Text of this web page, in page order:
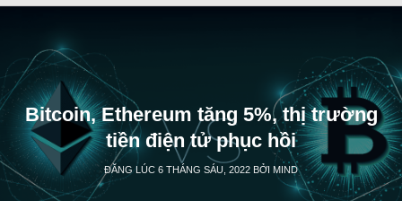
Bitcoin, Ethereum tăng 5%, thị trường
tiền điện tử phục hồi
ĐĂNG LÚC 6 THÁNG SÁU, 2022 BỞI MIND